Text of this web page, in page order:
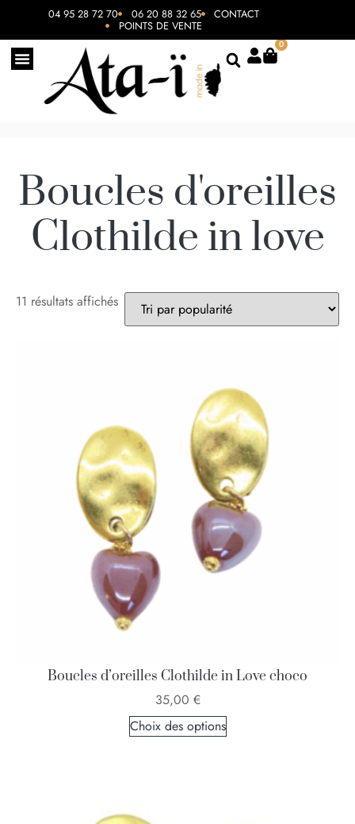
04 95 28 72 70 06 20 88 32 65 CONTACT
POINTS DE VENTE
0
Boucles d'oreilles
Clothilde in love
11 résultats affichés
Boucles d’oreilles Clothilde in Love choco
35,00 €
Choix des options